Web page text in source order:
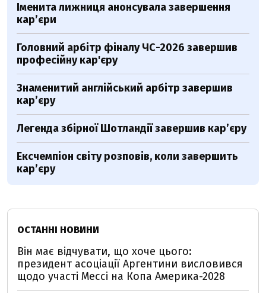
Іменита лижниця анонсувала завершення
кар’єри
Головний арбітр фіналу ЧС-2026 завершив
професійну кар'єру
Знаменитий англійський арбітр завершив
кар’єру
Легенда збірної Шотландії завершив кар’єру
Ексчемпіон світу розповів, коли завершить
кар’єру
ОСТАННІ НОВИНИ
Він має відчувати, що хоче цього:
президент асоціації Аргентини висловився
щодо участі Мессі на Копа Америка-2028